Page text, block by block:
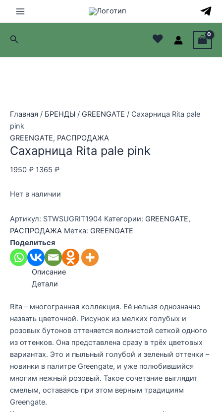
Main
Menu
Поиск ♥
Распродажа!
Главная / БРЕНДЫ / GREENGATE / Сахарница Rita pale
pink
GREENGATE, РАСПРОДАЖА
Сахарница Rita pale pink
1950₽ Первоначальная
составляла
1365 ₽Текущая
1365 ₽.
Нет в наличии
Артикул: STWSUGRIT1904 Категории: GREENGATE,
РАСПРОДАЖА Метка: GREENGATE
Поделиться
Описание
Детали
Rita – многогранная коллекция. Её нельзя однозначно
назвать цветочной. Рисунок из мелких голубых и
розовых бутонов оттеняется волнистой сеткой одного
из оттенков. Она представлена сразу в трёх цветовых
вариантах. Это и пыльный голубой и зеленый оттенки –
новинки в палитре Greengate, и уже полюбившийся
многим нежный розовый. Такое сочетание выглядит
смелым, оставаясь при этом верным традициям
Greengate.